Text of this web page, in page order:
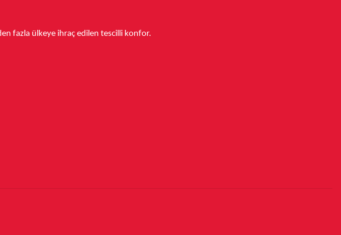
fazla ülkeye ihraç edilen tescilli konfor.